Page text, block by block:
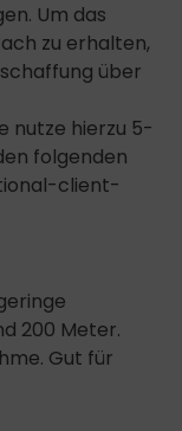
Um das
zu erhalten,
über
nutze hierzu 5-
folgenden
client-
200 Meter.
Gut für